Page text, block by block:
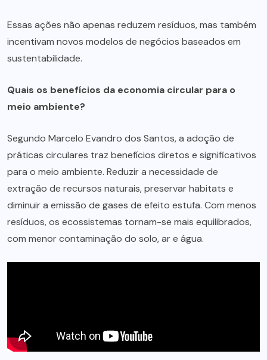
Essas ações não apenas reduzem resíduos, mas também
incentivam novos modelos de negócios baseados em
sustentabilidade.
Quais os benefícios da economia circular para o
meio ambiente?
Segundo Marcelo Evandro dos Santos, a adoção de
práticas circulares traz benefícios diretos e significativos
para o meio ambiente. Reduzir a necessidade de
extração de recursos naturais, preservar habitats e
diminuir a emissão de gases de efeito estufa. Com menos
resíduos, os ecossistemas tornam-se mais equilibrados,
com menor contaminação do solo, ar e água.